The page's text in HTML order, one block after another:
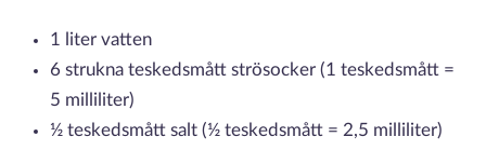
1 liter vatten
6 strukna teskedsmått strösocker (1 teskedsmått =
5 milliliter)
½ teskedsmått salt (½ teskedsmått = 2,5 milliliter)